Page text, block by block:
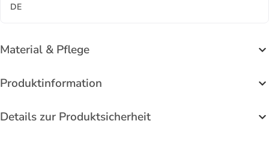
DE
Material & Pflege
Produktinformation
Details zur Produktsicherheit